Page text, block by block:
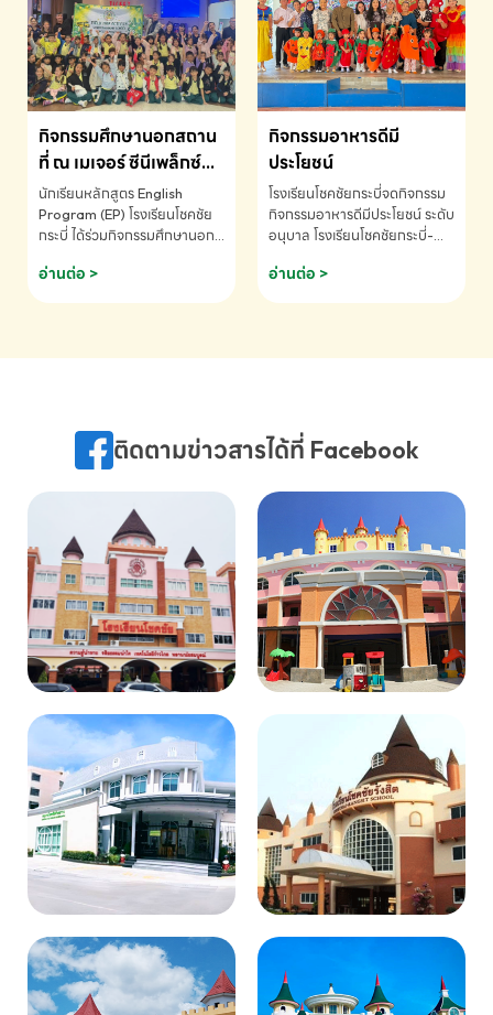
INTERNATIONAL
MATHEMATICS AND
MENTAL ARITHMETIC
COMPETITION 2026 - ถ้วย
รางวัลรองชนะเลิศอันดับที่ 2
Mental Arithmetic
Competition K2 - ถ้วยรางวัล
รองชนะเลิศอันดับที่ 2 Mental
K2(Grop) โรงเรียนโชคชัยกระบี่-
สอบถามข้อมูลเพิ่มเติม โทร.
075-691910
กิจกรรมศึกษานอกสถาน
ที่ ณ เมเจอร์ ซีนีเพล็กซ์
ระดับประถมศึกษา (EP.1-
6)
นักเรียนหลักสูตร English
Program (EP) โรงเรียนโชคชัย
กระบี่ ได้ร่วมกิจกรรมศึกษานอก
ชมภาพยนตร์ Toy Story 5
(Soundtrack)เพื่อเสริมทักษะ
ภาษา ผ่านประสบการณ์การเรียนรู้
075-691910
อ่านต่อ >
กิจกรรมอาหารดีมี
ประโยชน์
โรงเรียนโชคชัยกระบี่จดกิจกรรม
กิจกรรมอาหารดีมีประโยชน์ ระดับ
อนุบาล โรงเรียนโชคชัยกระบี่-
075-691910
อ่านต่อ >
ติดตามข่าวสารได้ที่ Facebook